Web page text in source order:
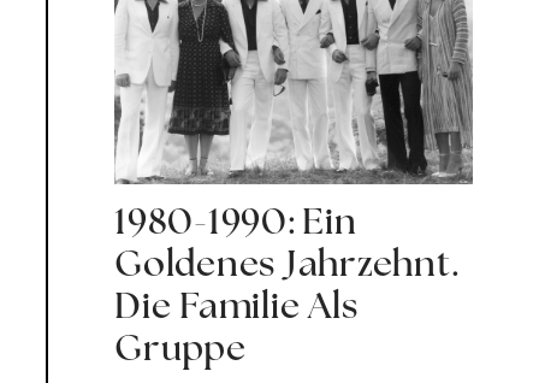
1980-1990: Ein
Goldenes Jahrzehnt.
Die Familie Als
Gruppe